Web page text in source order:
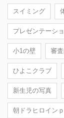
スイミング
プレゼンテーシ
小1の壁 審
ひよこクラブ
新生児の写真
朝ドラヒロイン